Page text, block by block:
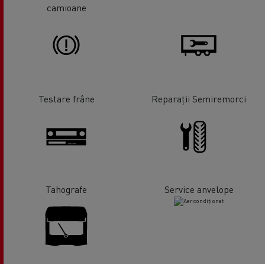
camioane
Testare frâne Reparații Semiremorci
Tahografe Service anvelope